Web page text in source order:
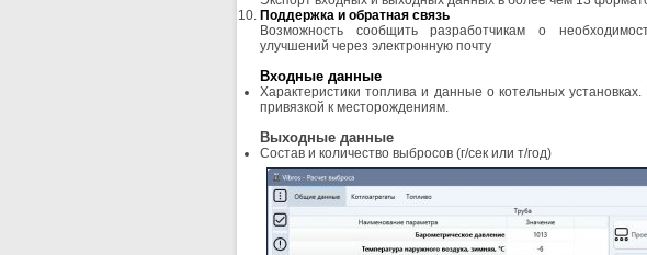
Поддержка и обратная связь
Возможность сообщить разработчикам о
улучшений через электронную почту
Входные данные
Характеристики топлива и данные о котельных
привязкой к месторождениям.
Выходные данные
Состав и количество выбросов (г/сек или т/год)